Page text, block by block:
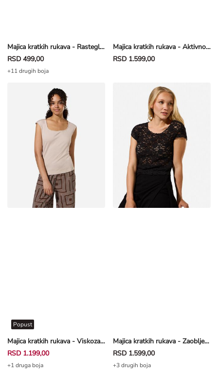
Majica kratkih rukava - Rastegljivo - tamnobraon
RSD 499,00
+11 drugih boja
Majica kratkih rukava - Aktivno propuštanje vazduha - crna
RSD 1.599,00
Majica kratkih rukava - Viskoza - bež
Popust
RSD 1.199,00
+1 druga boja
Majica kratkih rukava - Zaobljena ivica - crna
RSD 1.599,00
+3 drugih boja